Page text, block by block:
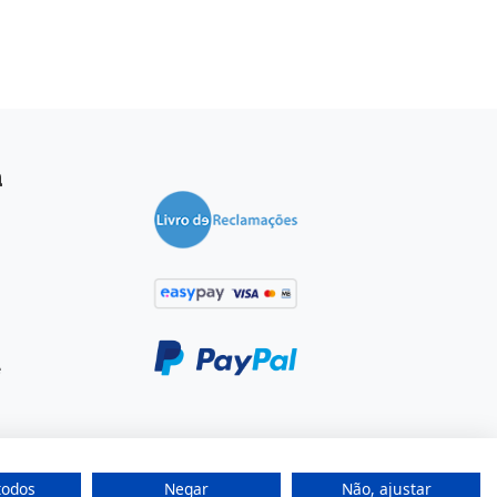
Negar Não, ajustar